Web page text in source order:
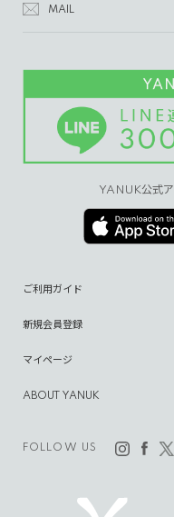
MAIL
YANUK公式ア
FOLLOW US
ご利用ガイド
新規会員登録
マイページ
ABOUT YANUK